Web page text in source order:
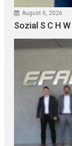
August 6, 2026
Sozial S C H